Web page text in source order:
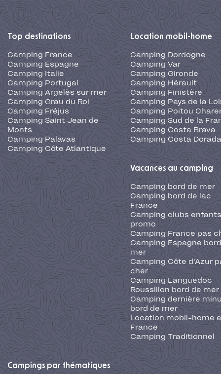
Top destinations
Camping France
Camping Espagne
Camping Italie
Camping Portugal
Camping Argelès sur mer
Camping Grau du Roi
Camping Fréjus
Camping Saint Jean de
Monts
Camping Palavas
Camping Côte Atlantique
Location mobil-home
Camping Dordogne
Camping Var
Camping Gironde
Camping Hérault
Camping Finistère
Camping Pays de la
Camping Poitou
Camping Sud de la
Camping Costa Brava
Camping Costa Dorada
Vacances au camping
Camping bord de mer
Camping bord de lac
France
Camping clubs
promo
Camping France pas
Camping Espagne
mer
Camping Côte d'Azur
cher
Camping Languedoc
Roussillon bord de mer
Camping dernière
bord de mer
Location mobil-home
France
Camping Traditionnel
Campings par thématiques